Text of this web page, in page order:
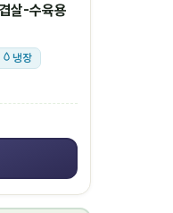
살-수육용
냉장